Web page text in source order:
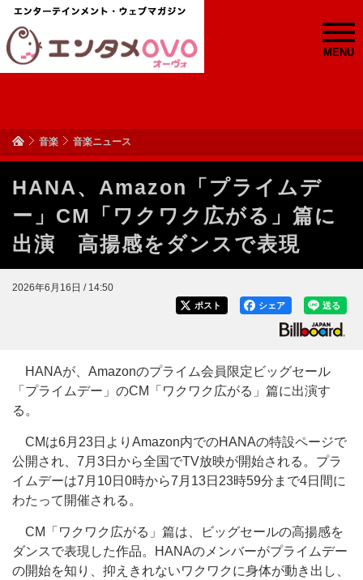
MENU
音楽 音楽ニュース
HANA、Amazon「プライムデ
ー」CM「ワクワク広がる」篇に
出演 高揚感をダンスで表現
2026年6月16日 / 14:50
送る
シェア
ポスト
HANAが、Amazonのプライム会員限定ビッグセール
「プライムデー」のCM「ワクワク広がる」篇に出演す
る。
CMは6月23日よりAmazon内でのHANAの特設ページで
公開され、7月3日から全国でTV放映が開始される。プラ
イムデーは7月10日0時から7月13日23時59分まで4日間に
わたって開催される。
CM「ワクワク広がる」篇は、ビッグセールの高揚感を
ダンスで表現した作品。HANAのメンバーがプライムデー
の開始を知り、抑えきれないワクワクに身体が動き出し、